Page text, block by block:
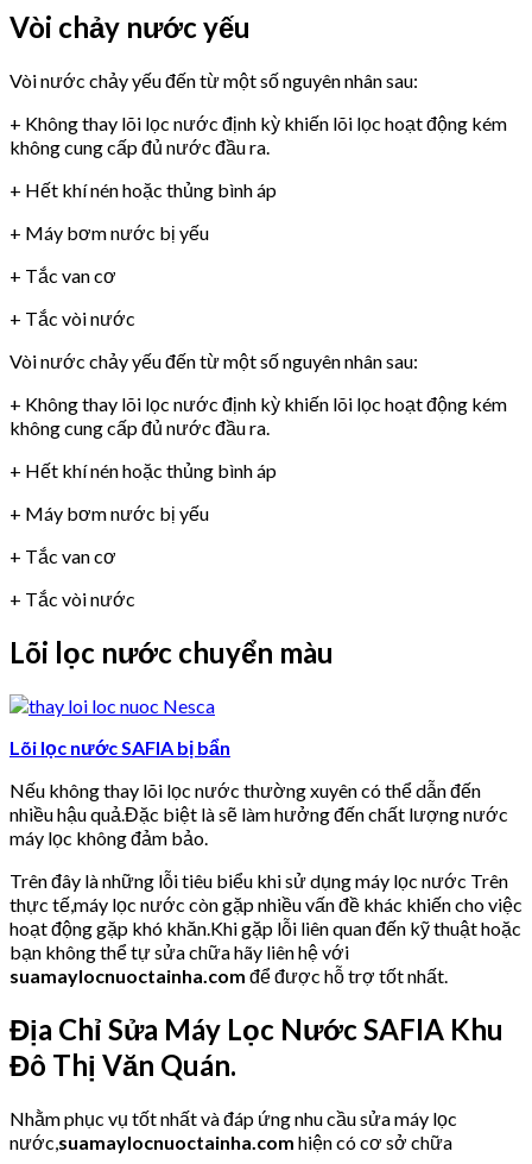
Vòi chảy nước yếu
Vòi nước chảy yếu đến từ một số nguyên nhân sau:
+ Không thay lõi lọc nước định kỳ khiến lõi lọc hoạt động kém
không cung cấp đủ nước đầu ra.
+ Hết khí nén hoặc thủng bình áp
+ Máy bơm nước bị yếu
+ Tắc van cơ
+ Tắc vòi nước
Vòi nước chảy yếu đến từ một số nguyên nhân sau:
+ Không thay lõi lọc nước định kỳ khiến lõi lọc hoạt động kém
không cung cấp đủ nước đầu ra.
+ Hết khí nén hoặc thủng bình áp
+ Máy bơm nước bị yếu
+ Tắc van cơ
+ Tắc vòi nước
Lõi lọc nước chuyển màu
Lõi lọc nước SAFIA bị bẩn
Nếu không thay lõi lọc nước thường xuyên có thể dẫn đến
nhiều hậu quả.Đặc biệt là sẽ làm hưởng đến chất lượng nước
máy lọc không đảm bảo.
Trên đây là những lỗi tiêu biểu khi sử dụng máy lọc nước Trên
thực tế,máy lọc nước còn gặp nhiều vấn đề khác khiến cho việc
hoạt động gặp khó khăn.Khi gặp lỗi liên quan đến kỹ thuật hoặc
bạn không thể tự sửa chữa hãy liên hệ với
suamaylocnuoctainha.com để được hỗ trợ tốt nhất.
Địa Chỉ Sửa Máy Lọc Nước SAFIA Khu
Đô Thị Văn Quán.
Nhằm phục vụ tốt nhất và đáp ứng nhu cầu sửa máy lọc
nước, suamaylocnuoctainha.com hiện có cơ sở chữa